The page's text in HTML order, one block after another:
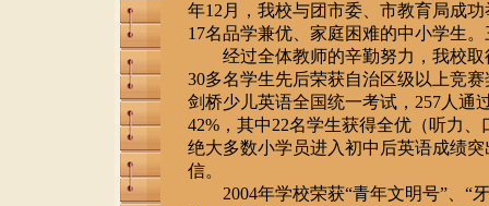
年12月，我校与团市委、市教育局成
17名品学兼优、家庭困难的中小学生
经过全体教师的辛勤努力，我校取
30多名学生先后荣获自治区级以上竞
剑桥少儿英语全国统一考试，257人通
42%，其中22名学生获得全优（听力
绝大多数小学员进入初中后英语成绩
信。
2004年学校荣获“青年文明号”、“